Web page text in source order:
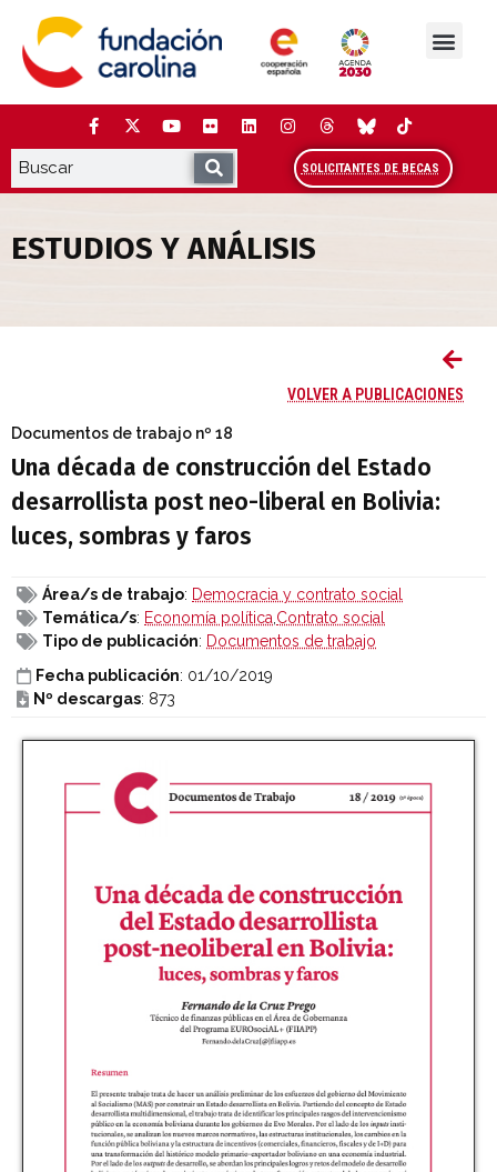
contenido
SOLICITANTES DE BECAS
ESTUDIOS Y ANÁLISIS
VOLVER A PUBLICACIONES
Documentos de trabajo nº 18
Una década de construcción del Estado
desarrollista post neo-liberal en Bolivia:
luces, sombras y faros
Área/s de trabajo: Democracia y contrato social
Temática/s: Economía política,Contrato social
Tipo de publicación: Documentos de trabajo
Fecha publicación: 01/10/2019
Nº descargas: 873